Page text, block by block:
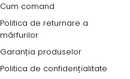
Cum comand
Politica de returnare a
mărfurilor
Garanția produselor
Politica de confidențialitate